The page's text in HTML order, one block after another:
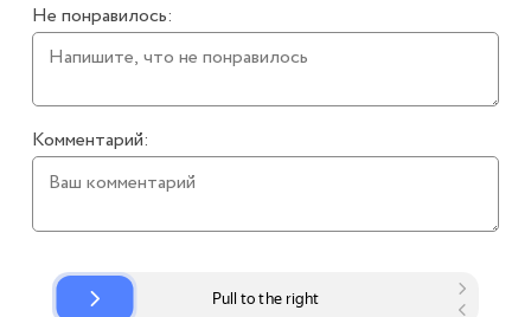
Не понравилось:
Комментарий: